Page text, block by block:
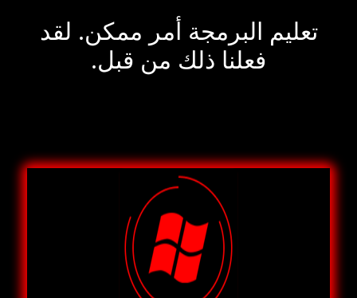
تعليم البرمجة أمر ممكن. لقد
فعلنا ذلك من قبل.